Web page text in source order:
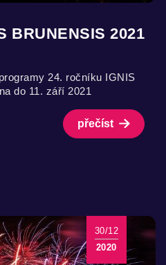
BRUNENSIS 2021
24. ročníku IGNIS
do 11. září 2021
přečíst
30/12
2020